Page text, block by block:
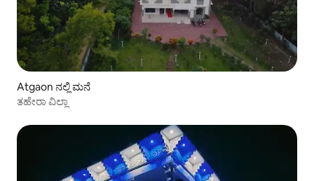
Atgaon ನಲ್ಲಿ ಮನೆ
ತಹೇರಾ ವಿಲ್ಲಾ